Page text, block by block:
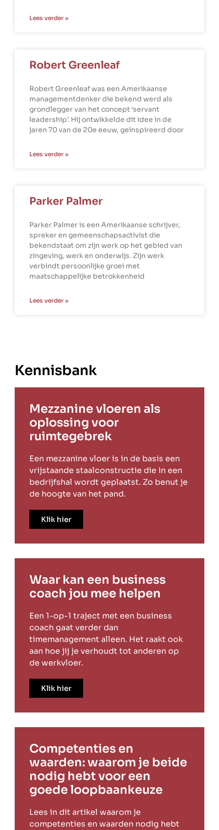
Lees verder »
Robert Greenleaf
Robert Greenleaf was een Amerikaanse
managementdenker die bekend werd als
grondlegger van het concept ‘servant
leadership’. Hij ontwikkelde dit idee in de
jaren 70 van de 20e eeuw, geïnspireerd door
Lees verder »
Parker Palmer
Parker Palmer is een Amerikaanse schrijver,
spreker en gemeenschapsactivist die
bekendstaat om zijn werk op het gebied van
zingeving, werk en onderwijs. Zijn werk
verbindt persoonlijke groei met
maatschappelijke betrokkenheid
Lees verder »
Kennisbank
Mezzanine vloeren als
oplossing voor
ruimtegebrek
Een mezzanine vloer is in de basis een
vrijstaande staalconstructie die in een
bedrijfshal wordt geplaatst. Zo benut je
de hoogte van het pand.
Klik hier
Waar kan een business
coach jou mee helpen
Een 1-op-1 traject met een business
coach gaat verder dan
timemanagement alleen. Het raakt ook
aan hoe jij je verhoudt tot anderen op
de werkvloer.
Klik hier
Competenties en
waarden: waarom je beide
nodig hebt voor een
goede loopbaankeuze
Lees in dit artikel waarom je
competenties en waarden nodig hebt